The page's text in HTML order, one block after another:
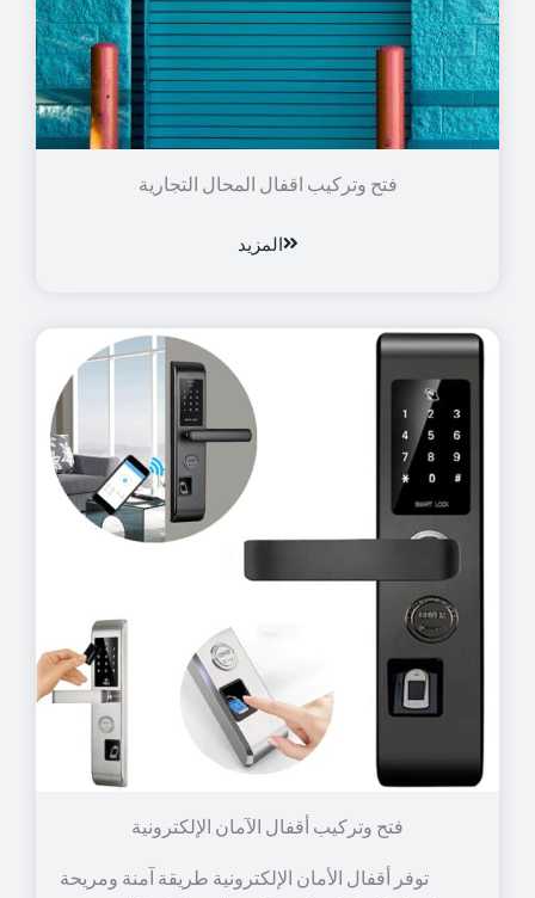
فتح وتركيب اقفال المحال التجارية
المزيد
توفر أقفال الأمان الإلكترونية طريقة آمنة ومريحة